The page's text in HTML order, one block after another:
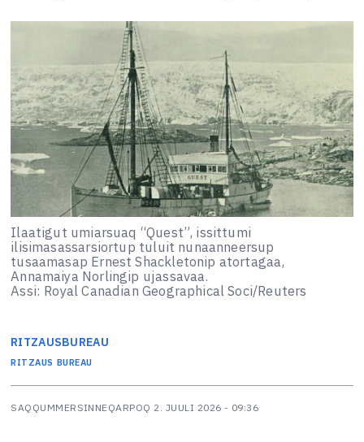
Ilaatigut umiarsuaq “Quest”, issittumi
ilisimasassarsiortup tuluit nunaanneersup
tusaamasap Ernest Shackletonip atortagaa,
Annamaiya Norlingip ujassavaa.
Assi: Royal Canadian Geographical Soci/Reuters
RITZAUSBUREAU
RITZAUS BUREAU
SAQQUMMERSINNEQARPOQ 2. JUULI 2026 - 09:36